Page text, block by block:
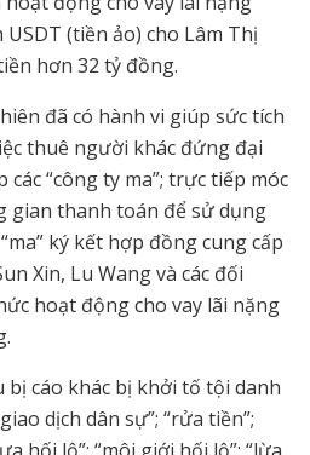
(tiền ảo) cho Lâm Thị
hơn 32 tỷ đồng.
đã có hành vi giúp sức tích
thuê người khác đứng đại
“công ty ma”; trực tiếp móc
gian thanh toán để sử dụng
ký kết hợp đồng cung cấp
Xin, Lu Wang và các đối
hoạt động cho vay lãi nặng
bị cáo khác bị khởi tố tội danh
dịch dân sự”; “rửa tiền”;